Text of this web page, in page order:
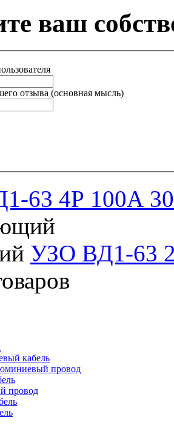
ваш
отзыва (основная мысль)
63 4Р 100А
УЗО ВД1-63
кабель
провод
провод